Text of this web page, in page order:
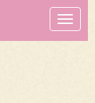
N
a
v